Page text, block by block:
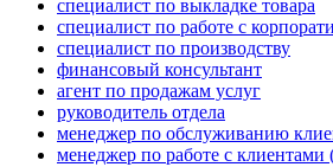
специалист по выкладке товара
специалист по работе с
специалист по производству
финансовый консультант
агент по продажам услуг
руководитель отдела
менеджер по обслуживанию
менеджер по работе с клиентами